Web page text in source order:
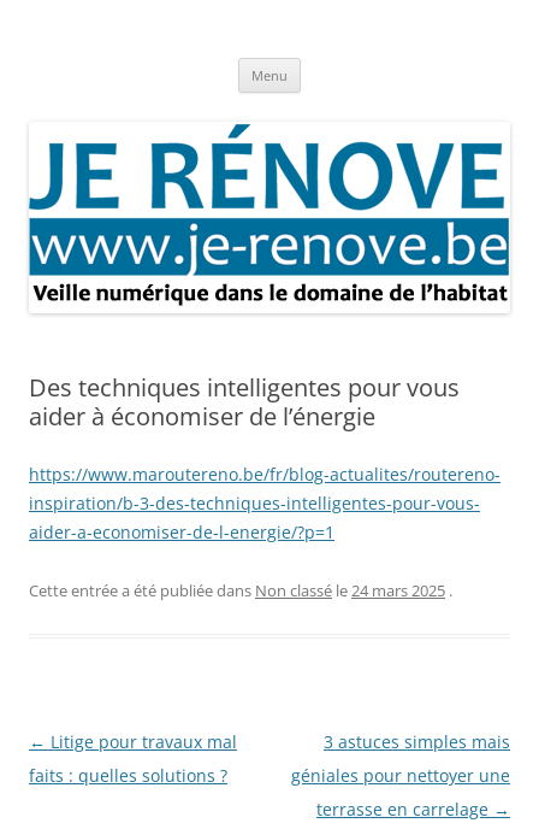
Menu
Des techniques intelligentes pour vous
aider à économiser de l’énergie
https://www.maroutereno.be/fr/blog-actualites/routereno-
inspiration/b-3-des-techniques-intelligentes-pour-vous-
aider-a-economiser-de-l-energie/?p=1
Cette entrée a été publiée dans Non classé le24 mars 2025 .
Navigation
des
← Litige pour travaux mal
faits : quelles solutions ?
3 astuces simples mais
géniales pour nettoyer une
terrasse en carrelage →